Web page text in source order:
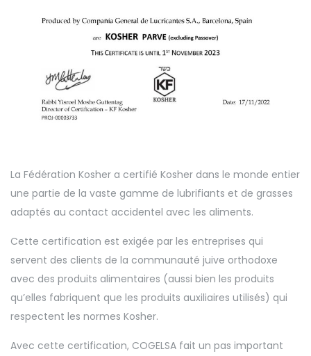
La Fédération Kosher a certifié Kosher dans le monde entier
une partie de la vaste gamme de lubrifiants et de grasses
adaptés au contact accidentel avec les aliments.
Cette certification est exigée par les entreprises qui
servent des clients de la communauté juive orthodoxe
avec des produits alimentaires (aussi bien les produits
qu’elles fabriquent que les produits auxiliaires utilisés) qui
respectent les normes Kosher.
Avec cette certification, COGELSA fait un pas important